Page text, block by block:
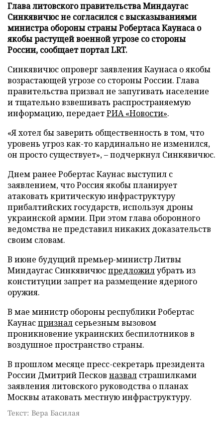
Глава литовского правительства Миндаугас
Синкявичюс не согласился с высказываниями
министра обороны страны Робертаса Каунаса о
якобы растущей военной угрозе со стороны
России, сообщает портал LRT.
Синкявичюс опроверг заявления Каунаса о якобы
возрастающей угрозе со стороны России. Глава
правительства призвал не запугивать население
и тщательно взвешивать распространяемую
информацию, передаетРИА «Новости».
«Я хотел бы заверить общественность в том, что
уровень угроз как-то кардинально не изменился,
он просто существует», – подчеркнул Синкявичюс.
Днем ранее Робертас Каунас выступил с
заявлением, что Россия якобы планирует
атаковать критическую инфраструктуру
прибалтийских государств, используя дроны
украинской армии. При этом глава оборонного
ведомства не представил никаких доказательств
своим словам.
В июне будущий премьер-министр Литвы
Миндаугас Синкявичюспредложилубрать из
конституции запрет на размещение ядерного
оружия.
В мае министр обороны республики Робертас
Каунаспризнал серьезным вызовом
проникновение украинских беспилотников в
воздушное пространство страны.
В прошлом месяце пресс-секретарь президента
России Дмитрий Песков назвал страшилками
заявления литовского руководства о планах
Москвы атаковать местную инфраструктуру.
Текст: Вера Басилая